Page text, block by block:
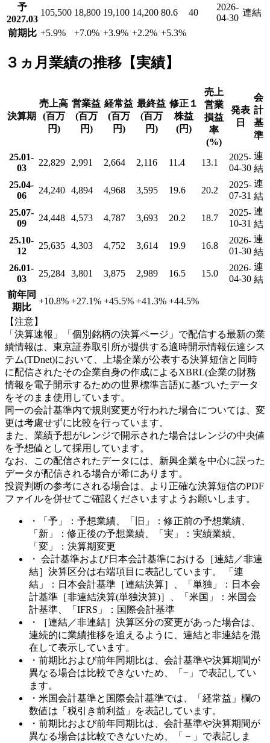
予
2027.03
105,500 18,800 19,100 14,200 80.6 40
2026-
04-30
連結
前期比 +5.9% +7.0% +3.9% +2.2% +5.3%
３ヵ月業績の推移【実績】
決算期
売上高
(百万
円)
営業益
(百万
円)
経常益
(百万
円)
最終益
(百万
円)
修正１
株益
(円)
売上
営業
損益
率
(%)
発表
日
会
計
基
準
25.01-
03
22,829 2,991 2,664 2,116 11.4 13.1
2025-
04-30
連
結
25.04-
06
24,240 4,894 4,968 3,595 19.6 20.2
2025-
07-31
連
結
25.07-
09
24,448 4,573 4,787 3,693 20.2 18.7
2025-
10-31
連
結
25.10-
12
25,635 4,303 4,752 3,614 19.9 16.8
2026-
01-30
連
結
26.01-
03
25,284 3,801 3,875 2,989 16.5 15.0
2026-
04-30
連
結
前年同
期比
+10.8% +27.1% +45.5% +41.3% +44.5%
【注意】
「決算速報」「個別銘柄の決算ページ」で配信する最新の業
績情報は、東京証券取引所が提供する適時開示情報伝達シス
テム(TDnet)において、上場企業が公表する決算短信と同時
に配信されたその企業自身の作成によるXBRL(企業の財務
情報を電子開示するための世界標準言語)に基づいたデータ
をそのまま使用しています。
同一の会計基準内で規則変更が行われた場合については、変
更は考慮せずに比較を行っています。
また、業績予想がレンジで開示された場合はレンジの中央値
を予想値として採用しています。
なお、この配信されたデータには、新興企業を中心に誤った
データが配信される場合が希にあります。
投資判断の参考にされる場合は、より正確な決算短信のPDF
ファイルを併せてご確認くださいますようお願いします。
・「予」：予想業績、「旧」：修正前の予想業績、
「新」：修正後の予想業績、「実」：実績業績、
「変」：決算期変更
・ 会計基準および日本会計基準における［連結／非連
結］決算区分は右端項目に表記しています。 「連
結」：日本会計基準［連結決算］、「単独」：日本会
計基準［非連結決算(単独決算)］、「米国」：米国会
計基準、「IFRS」：国際会計基準
・［連結／非連結］決算区分の変更があった場合は、
連続的に業績推移を追えるように、連結と非連結を混
在して表示しています。
・前期比および前年同期比は、会計基準や決算期間が
異なる場合は比較できないため、「−」で表記してい
ます。
・米国会計基準と国際会計基準では、「経常益」欄の
数値は「税引き前利益」を表記しています。
・前期比および前年同期比は、会計基準や決算期間が
異なる場合は比較できないため、「－」で表記しま